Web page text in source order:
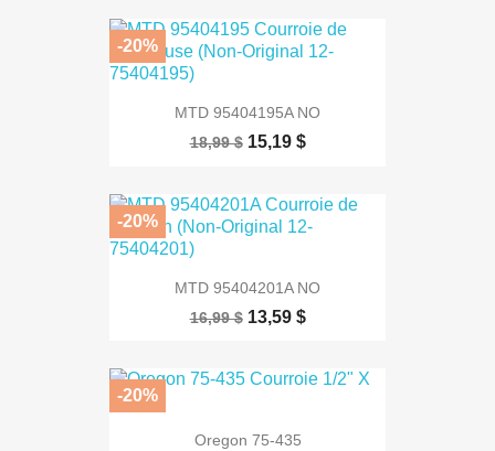
MTD 95404195A NO
18,99 $ 15,19 $
-20%
MTD 95404201A NO
16,99 $ 13,59 $
-20%
Oregon 75-435
-20%